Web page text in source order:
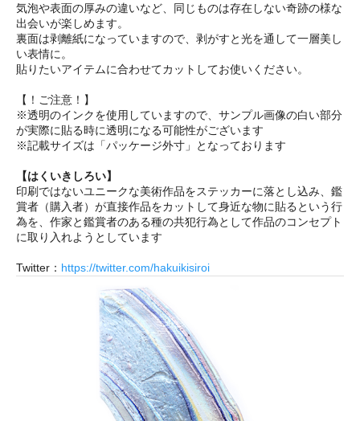
気泡や表面の厚みの違いなど、同じものは存在しない奇跡の様な
出会いが楽しめます。
裏面は剥離紙になっていますので、剥がすと光を通して一層美し
い表情に。
貼りたいアイテムに合わせてカットしてお使いください。
【！ご注意！】
※透明のインクを使用していますので、サンプル画像の白い部分
が実際に貼る時に透明になる可能性がございます
※記載サイズは「パッケージ外寸」となっております
【はくいきしろい】
印刷ではないユニークな美術作品をステッカーに落とし込み、鑑
賞者（購入者）が直接作品をカットして身近な物に貼るという行
為を、作家と鑑賞者のある種の共犯行為として作品のコンセプト
に取り入れようとしています
Twitter： https://twitter.com/hakuikisiroi